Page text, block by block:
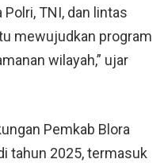
TNI, dan lintas
mewujudkan program
wilayah,” ujar
Pemkab Blora
tahun 2025, termasuk